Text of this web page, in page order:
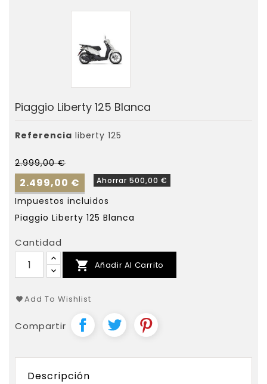
Piaggio Liberty 125 Blanca
Referencia liberty 125
2.999,00 €
2.499,00 € Ahorrar 500,00 €
Impuestos incluidos
Piaggio Liberty 125 Blanca
Cantidad
 Añadir Al Carrito
Add To Wishlist
Compartir
Descripción